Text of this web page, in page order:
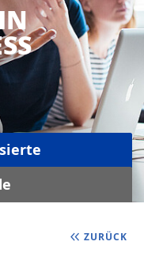
ZURÜCK